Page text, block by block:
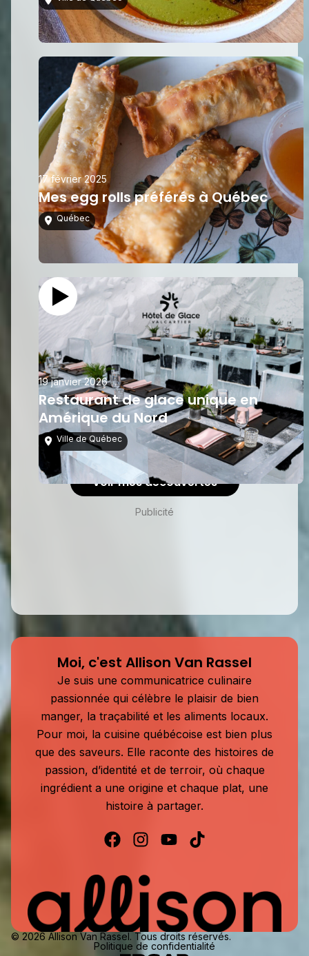
17 février 2025
Mes egg rolls préférés à Québec
Québec
19 janvier 2026
Restaurant de glace unique en
Amérique du Nord
Ville de Québec
Voir mes découvertes
Publicité
Moi, c'est Allison Van Rassel
Je suis une communicatrice culinaire
passionnée qui célèbre le plaisir de bien
manger, la traçabilité et les aliments locaux.
Pour moi, la cuisine québécoise est bien plus
que des saveurs. Elle raconte des histoires de
passion, d’identité et de terroir, où chaque
ingrédient a une origine et chaque plat, une
histoire à partager.
© 2026 Allison Van Rassel. Tous droits réservés.
Politique de confidentialité